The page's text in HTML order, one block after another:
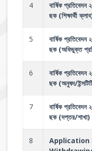
4
বার্ষিক
ছক (শিক্ষার্থী
5
বার্ষিক
ছক (অধিভুক্ত
6
বার্ষিক
ছক (অনুষদ/
7
বার্ষিক
ছক (দপ্তর/শাখা)
8
Application